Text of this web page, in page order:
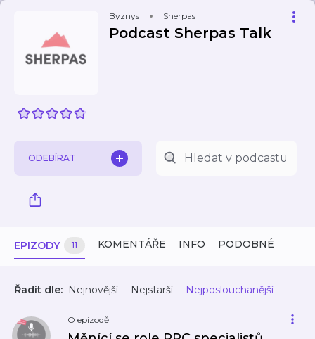
Byznys Sherpas
Podcast Sherpas Talk
ODEBÍRAT
EPIZODY 11 KOMENTÁŘE INFO PODOBNÉ
Řadit dle: Nejnovější Nejstarší Nejposlouchanější
O epizodě